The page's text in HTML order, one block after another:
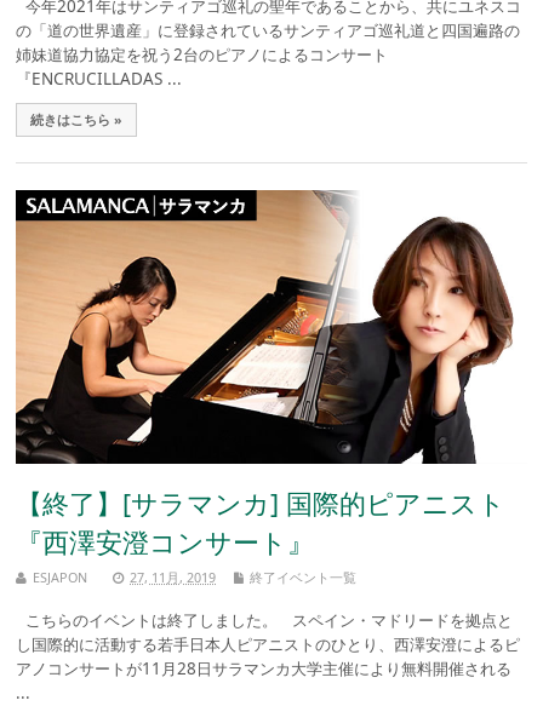
今年2021年はサンティアゴ巡礼の聖年であることから、共にユネスコ
の「道の世界遺産」に登録されているサンティアゴ巡礼道と四国遍路の
姉妹道協力協定を祝う2台のピアノによるコンサート
『ENCRUCILLADAS ...
続きはこちら »
【終了】[サラマンカ] 国際的ピアニスト
『西澤安澄コンサート』
ESJAPON 27, 11月, 2019 終了イベント一覧
こちらのイベントは終了しました。 スペイン・マドリードを拠点と
し国際的に活動する若手日本人ピアニストのひとり、西澤安澄によるピ
アノコンサートが11月28日サラマンカ大学主催により無料開催される
...